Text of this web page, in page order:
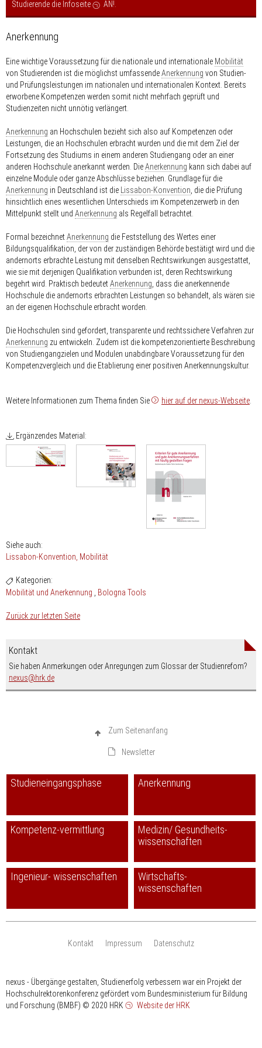
Studierende die Infoseite
AN!
Anerkennung
Eine wichtige Voraussetzung für die nationale und internationale Mobilität
von Studierenden ist die möglichst umfassendeAnerkennung von Studien-
und Prüfungsleistungen im nationalen und internationalen Kontext. Bereits
erworbene Kompetenzen werden somit nicht mehrfach geprüft und
Studienzeiten nicht unnötig verlängert.
Anerkennung an Hochschulen bezieht sich also auf Kompetenzen oder
Leistungen, die an Hochschulen erbracht wurden und die mit dem Ziel der
Fortsetzung des Studiums in einem anderen Studiengang oder an einer
anderen Hochschule anerkannt werden. DieAnerkennung kann sich dabei auf
einzelne Module oder ganze Abschlüsse beziehen. Grundlage für die
Anerkennung in Deutschland ist die Lissabon-Konvention , die die Prüfung
hinsichtlich eines wesentlichen Unterschieds im Kompetenzerwerb in den
Mittelpunkt stellt und Anerkennung als Regelfall betrachtet.
Formal bezeichnetAnerkennung die Feststellung des Wertes einer
Bildungsqualifikation, der von der zuständigen Behörde bestätigt wird und die
andernorts erbrachte Leistung mit denselben Rechtswirkungen ausgestattet,
wie sie mit derjenigen Qualifikation verbunden ist, deren Rechtswirkung
begehrt wird. Praktisch bedeutetAnerkennung , dass die anerkennende
Hochschule die andernorts erbrachten Leistungen so behandelt, als wären sie
an der eigenen Hochschule erbracht worden.
Die Hochschulen sind gefordert, transparente und rechtssichere Verfahren zur
Anerkennung zu entwickeln. Zudem ist die kompetenzorientierte Beschreibung
von Studiengangzielen und Modulen unabdingbare Voraussetzung für den
Kompetenzvergleich und die Etablierung einer positiven Anerkennungskultur.
Weitere Informationen zum Thema finden Sie hier auf der nexus-Webseite
Ergänzendes Material:
Siehe auch:
Lissabon-Konvention Mobilität
Kategorien:
Mobilität und Anerkennung
Bologna Tools
Zurück zur letzten Seite
Kontakt
Sie haben Anmerkungen oder Anregungen zum Glossar der Studienrefom?
nexus
nospam-
hrk.de
Zum Seitenanfang
Newsletter
Studieneingangsphase Anerkennung
Kompetenz-vermittlung
Medizin/ Gesundheits-
wissenschaften
Ingenieur- wissenschaften
Wirtschafts-
wissenschaften
Kontakt Impressum Datenschutz
nexus - Übergänge gestalten, Studienerfolg verbessern war ein Projekt der
Hochschulrektorenkonferenz gefördert vom Bundesministerium für Bildung
und Forschung (BMBF) © 2020 HRK Website der HRK